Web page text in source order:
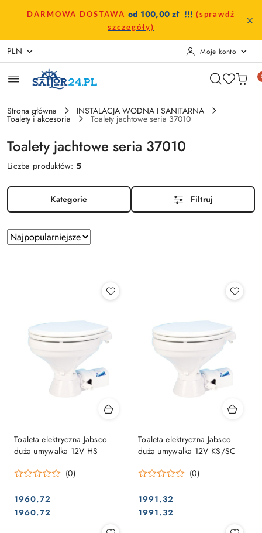
Przejdź do treści głównej
Przejdź do wyszukiwarki
Przejdź do moje konto
Przejdź do menu głównego
Przejdź do stopki
DARMOWA DOSTAWA od 100,00 zł !!! (sprawdź
szczegóły)
PLN Moje konto
Strona główna INSTALACJA WODNA I SANITARNA
Toalety i akcesoria Toalety jachtowe seria 37010
Toalety jachtowe seria 37010
Liczba produktów:5
Kategorie Filtruj
Zastosowano
sortowanie:
Sortuj
według
Toaleta elektryczna Jabsco
duża umywalka 12V HS
(0)
Cena:
1960.72
Cena:
1960.72
Toaleta elektryczna Jabsco
duża umywalka 12V KS/SC
(0)
Cena:
1991.32
Cena:
1991.32